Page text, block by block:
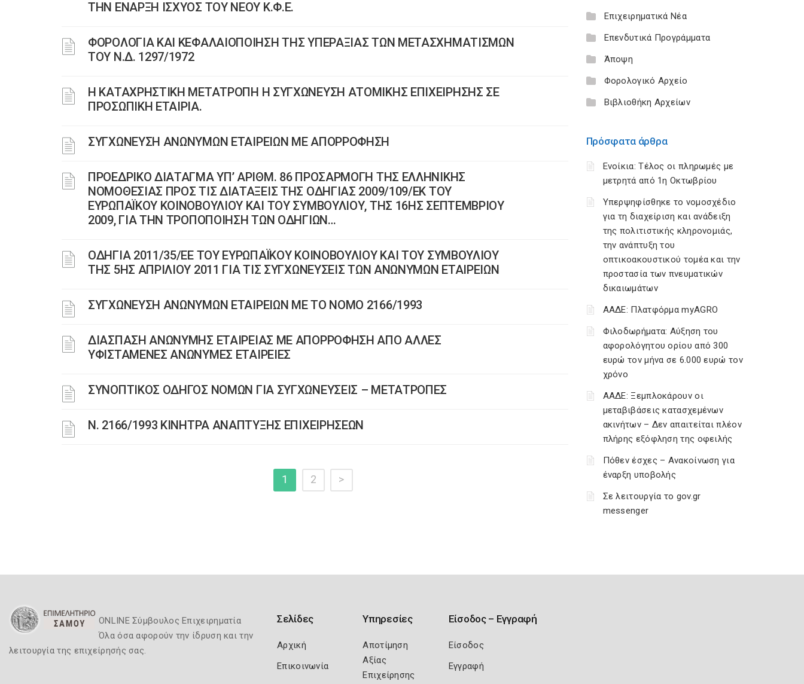
ΤΗΝ ΕΝΑΡΞΗ ΙΣΧΥΟΣ ΤΟΥ ΝΕΟΥ Κ.Φ.Ε.
ΦΟΡΟΛΟΓΙΑ ΚΑΙ ΚΕΦΑΛΑΙΟΠΟΙΗΣΗ ΤΗΣ ΥΠΕΡΑΞΙΑΣ ΤΩΝ ΜΕΤΑΣΧΗΜΑΤΙΣΜΩΝ
ΤΟΥ N.Δ. 1297/1972
Η ΚΑΤΑΧΡΗΣΤΙΚΗ ΜΕΤΑΤΡΟΠΗ Η ΣΥΓΧΩΝΕΥΣΗ ΑΤΟΜΙΚΗΣ ΕΠΙΧΕΙΡΗΣΗΣ ΣΕ
ΠΡΟΣΩΠΙΚΗ ΕΤΑΙΡΙΑ.
ΣΥΓΧΩΝΕΥΣΗ ΑΝΩΝΥΜΩΝ ΕΤΑΙΡΕΙΩΝ ΜΕ ΑΠΟΡΡΟΦΗΣΗ
ΠΡΟΕΔΡΙΚΟ ΔΙΑΤΑΓΜΑ ΥΠ’ ΑΡΙΘΜ. 86 ΠΡΟΣΑΡΜΟΓΗ ΤΗΣ ΕΛΛΗΝΙΚΗΣ
ΝΟΜΟΘΕΣΙΑΣ ΠΡΟΣ ΤΙΣ ΔΙΑΤΑΞΕΙΣ ΤΗΣ ΟΔΗΓΙΑΣ 2009/109/ΕΚ ΤΟΥ
ΕΥΡΩΠΑΪΚΟΥ ΚΟΙΝΟΒΟΥΛΙΟΥ ΚΑΙ ΤΟΥ ΣΥΜΒΟΥΛΙΟΥ, ΤΗΣ 16ΗΣ ΣΕΠΤΕΜΒΡΙΟΥ
2009, ΓΙΑ ΤΗΝ ΤΡΟΠΟΠΟΙΗΣΗ ΤΩΝ ΟΔΗΓΙΩΝ…
ΟΔΗΓΙΑ 2011/35/ΕΕ ΤΟΥ ΕΥΡΩΠΑΪΚΟΥ ΚΟΙΝΟΒΟΥΛΙΟΥ ΚΑΙ ΤΟΥ ΣΥΜΒΟΥΛΙΟΥ
ΤΗΣ 5ΗΣ ΑΠΡΙΛΙΟΥ 2011 ΓΙΑ ΤΙΣ ΣΥΓΧΩΝΕΥΣΕΙΣ ΤΩΝ ΑΝΩΝΥΜΩΝ ΕΤΑΙΡΕΙΩΝ
ΣΥΓΧΩΝΕΥΣΗ ΑΝΩΝΥΜΩΝ ΕΤΑΙΡΕΙΩΝ ΜΕ ΤΟ ΝΟΜΟ 2166/1993
ΔΙΑΣΠΑΣΗ ΑΝΩΝΥΜΗΣ ΕΤΑΙΡΕΙΑΣ ΜΕ ΑΠΟΡΡΟΦΗΣΗ ΑΠΟ ΑΛΛΕΣ
ΥΦΙΣΤΑΜΕΝΕΣ ΑΝΩΝΥΜΕΣ ΕΤΑΙΡΕΙΕΣ
ΣΥΝΟΠΤΙΚΟΣ ΟΔΗΓΟΣ ΝΟΜΩΝ ΓΙΑ ΣΥΓΧΩΝΕΥΣΕΙΣ – ΜΕΤΑΤΡΟΠΕΣ
Ν. 2166/1993 ΚΙΝΗΤΡΑ ΑΝΑΠΤΥΞΗΣ ΕΠΙΧΕΙΡΗΣΕΩΝ
1 2 >
Επιχειρηματικά Νέα
Επενδυτικά Προγράμματα
Άποψη
Φορολογικό Αρχείο
Βιβλιοθήκη Αρχείων
Πρόσφατα άρθρα
Ενοίκια: Τέλος οι πληρωμές με
μετρητά από 1η Οκτωβρίου
Υπερψηφίσθηκε το νομοσχέδιο
για τη διαχείριση και ανάδειξη
της πολιτιστικής κληρονομιάς,
την ανάπτυξη του
οπτικοακουστικού τομέα και την
προστασία των πνευματικών
δικαιωμάτων
ΑΑΔΕ: Πλατφόρμα myAGRO
Φιλοδωρήματα: Αύξηση του
αφορολόγητου ορίου από 300
ευρώ τον μήνα σε 6.000 ευρώ τον
χρόνο
ΑΑΔΕ: Ξεμπλοκάρουν οι
μεταβιβάσεις κατασχεμένων
ακινήτων – Δεν απαιτείται πλέον
πλήρης εξόφληση της οφειλής
Πόθεν έσχες – Ανακοίνωση για
έναρξη υποβολής
Σε λειτουργία το gov.gr
messenger
ONLINE Σύμβουλος Επιχειρηματία
Όλα όσα αφορούν την ίδρυση και την
λειτουργία της επιχείρησής σας.
Σελίδες
Αρχική
Επικοινωνία
Υπηρεσίες
Αποτίμηση
Αξίας
Επιχείρησης
Είσοδος – Εγγραφή
Είσοδος
Εγγραφή